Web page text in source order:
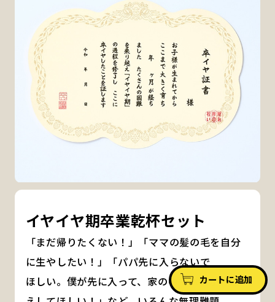
イヤイヤ期卒業乾杯セット
「まだ帰りたくない！」「ママの髪の毛を自分
に生やしたい！」「パパ先に入らないで
ほしい。僕が先に入って、家の中でパパがお迎
カートに追加